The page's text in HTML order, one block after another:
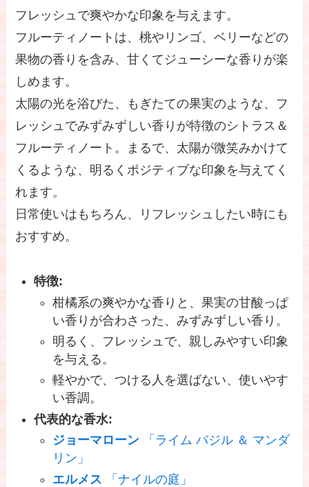
フレッシュで爽やかな印象を与えます。
フルーティノートは、桃やリンゴ、ベリーなどの
果物の香りを含み、甘くてジューシーな香りが楽
しめます。
太陽の光を浴びた、もぎたての果実のような、フ
レッシュでみずみずしい香りが特徴のシトラス＆
フルーティノート。まるで、太陽が微笑みかけて
くるような、明るくポジティブな印象を与えてく
れます。
日常使いはもちろん、リフレッシュしたい時にも
おすすめ。
特徴:
柑橘系の爽やかな香りと、果実の甘酸っぱ
い香りが合わさった、みずみずしい香り。
明るく、フレッシュで、親しみやすい印象
を与える。
軽やかで、つける人を選ばない、使いやす
い香調。
代表的な香水:
ジョーマローン 「ライム バジル ＆ マンダ
リン」
エルメス
「ナイルの庭」